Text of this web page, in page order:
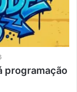
programação